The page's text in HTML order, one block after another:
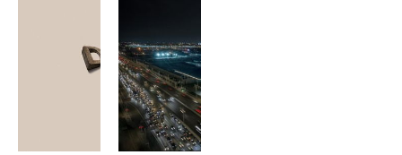
画册设计方
案深度解析